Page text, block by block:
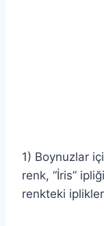
1) Boynuzlar
renk, “İris”
renkteki iplikler